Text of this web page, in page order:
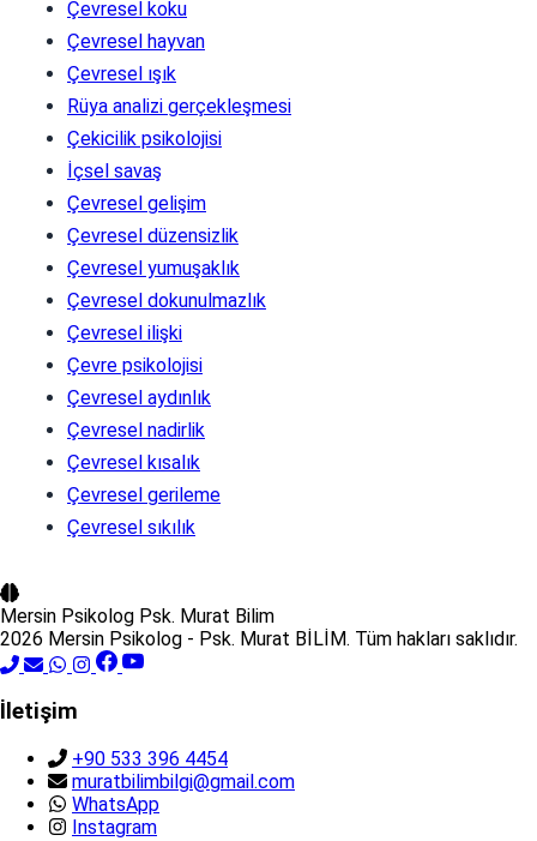
Çevresel koku
Çevresel hayvan
Çevresel ışık
Rüya analizi gerçekleşmesi
Çekicilik psikolojisi
İçsel savaş
Çevresel gelişim
Çevresel düzensizlik
Çevresel yumuşaklık
Çevresel dokunulmazlık
Çevresel ilişki
Çevre psikolojisi
Çevresel aydınlık
Çevresel nadirlik
Çevresel kısalık
Çevresel gerileme
Çevresel sıkılık
Mersin Psikolog Psk. Murat Bilim
2026 Mersin Psikolog - Psk. Murat BİLİM. Tüm hakları saklıdır.
İletişim
+90 533 396 4454
muratbilimbilgi@gmail.com
WhatsApp
Instagram